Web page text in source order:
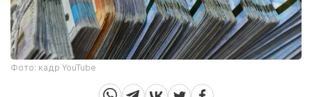
Фото: кадр YouTube